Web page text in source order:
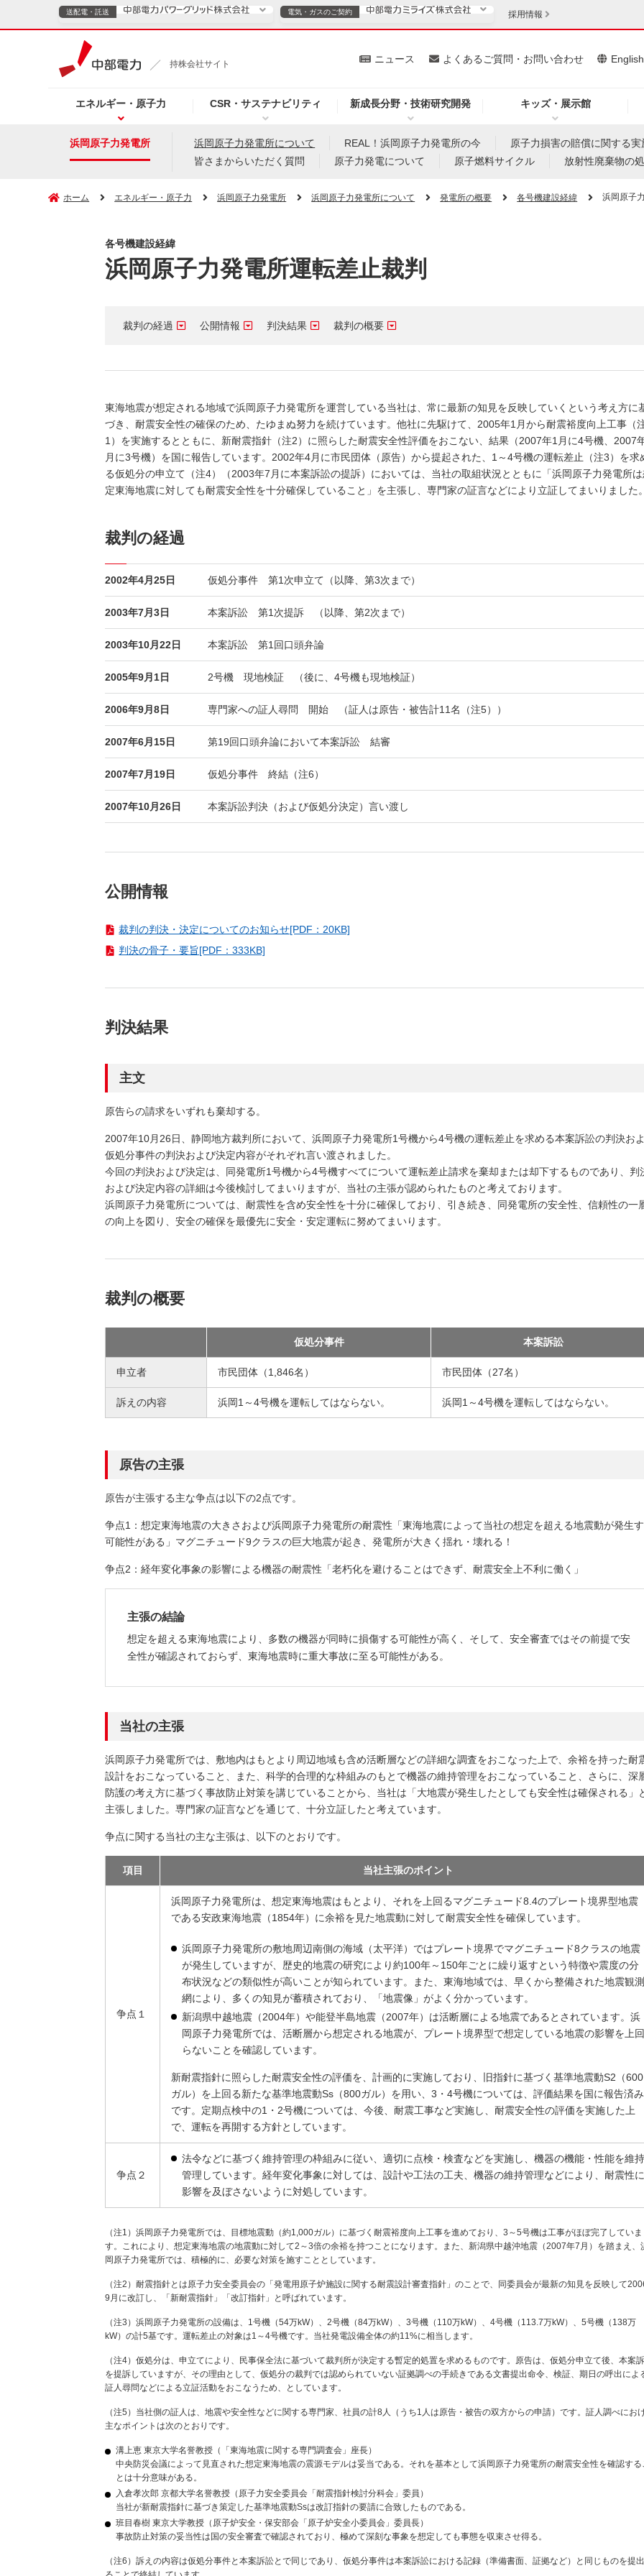
持株会社サイト
エネルギー・原子力 CSR・サステナビリティ 新成長分野・技術研究開発 キッズ・展示館
ニュース よくあるご質問・お問い合わせ English
送配電・託送
（新しいウィンドウを開きます）
よくあるご質問・お問い合わせ（新しいウィンドウを開きます）
電気・ガスのご契約
電気・ガスのご契約
プレスリリース（新しいウィンドウを開きます）
お知らせ （新しいウィンドウを開きます）
よくあるご質問・お問い合わせ （新しいウィンドウを開きます）
採用情報
浜岡原子力発電所 浜岡原子力発電所について REAL！浜岡原子力発電所の今
原子力損害の賠償に関する実
皆さまからいただく質問
原子力発電について 原子燃料サイクル 放射性廃棄物の
ホーム エネルギー・原子力 浜岡原子力発電所 浜岡原子力発電所について 発電所の概要 各号機建設経緯 浜岡原子
各号機建設経緯
浜岡原子力発電所運転差止裁判
裁判の経過 公開情報 判決結果 裁判の概要
東海地震が想定される地域で浜岡原子力発電所を運営している当社は、常に最新の知見を反映していくという考え方に
づき、耐震安全性の確保のため、たゆまぬ努力を続けています。他社に先駆けて、2005年1月から耐震裕度向上工事（
1）を実施するとともに、新耐震指針（注2）に照らした耐震安全性評価をおこない、結果（2007年1月に4号機、2007
月に3号機）を国に報告しています。2002年4月に市民団体（原告）から提起された、1～4号機の運転差止（注3）を求
る仮処分の申立て（注4）（2003年7月に本案訴訟の提訴）においては、当社の取組状況とともに「浜岡原子力発電所
定東海地震に対しても耐震安全性を十分確保していること」を主張し、専門家の証言などにより立証してまいりました
裁判の経過
2002年4月25日 仮処分事件 第1次申立て（以降、第3次まで）
2003年7月3日 本案訴訟 第1次提訴 （以降、第2次まで）
2003年10月22日 本案訴訟 第1回口頭弁論
2005年9月1日 2号機 現地検証 （後に、4号機も現地検証）
2006年9月8日 専門家への証人尋問 開始 （証人は原告・被告計11名（注5））
2007年6月15日 第19回口頭弁論において本案訴訟 結審
2007年7月19日 仮処分事件 終結（注6）
2007年10月26日 本案訴訟判決（および仮処分決定）言い渡し
公開情報
裁判の判決・決定についてのお知らせ[PDF：20KB]
判決の骨子・要旨[PDF：333KB]
判決結果
主文
原告らの請求をいずれも棄却する。
2007年10月26日、静岡地方裁判所において、浜岡原子力発電所1号機から4号機の運転差止を求める本案訴訟の判決お
仮処分事件の判決および決定内容がそれぞれ言い渡されました。
今回の判決および決定は、同発電所1号機から4号機すべてについて運転差止請求を棄却または却下するものであり、判
および決定内容の詳細は今後検討してまいりますが、当社の主張が認められたものと考えております。
浜岡原子力発電所については、耐震性を含め安全性を十分に確保しており、引き続き、同発電所の安全性、信頼性の一
の向上を図り、安全の確保を最優先に安全・安定運転に努めてまいります。
裁判の概要
仮処分事件 本案訴訟
申立者 市民団体（1,846名） 市民団体（27名）
訴えの内容 浜岡1～4号機を運転してはならない。 浜岡1～4号機を運転してはならない。
原告の主張
原告が主張する主な争点は以下の2点です。
争点1：想定東海地震の大きさおよび浜岡原子力発電所の耐震性「東海地震によって当社の想定を超える地震動が発生
可能性がある」マグニチュード9クラスの巨大地震が起き、発電所が大きく揺れ・壊れる！
争点2：経年変化事象の影響による機器の耐震性「老朽化を避けることはできず、耐震安全上不利に働く」
主張の結論
想定を超える東海地震により、多数の機器が同時に損傷する可能性が高く、そして、安全審査ではその前提で安
全性が確認されておらず、東海地震時に重大事故に至る可能性がある。
当社の主張
浜岡原子力発電所では、敷地内はもとより周辺地域も含め活断層などの詳細な調査をおこなった上で、余裕を持った耐
設計をおこなっていること、また、科学的合理的な枠組みのもとで機器の維持管理をおこなっていること、さらに、深
防護の考え方に基づく事故防止対策を講じていることから、当社は「大地震が発生したとしても安全性は確保される」
主張しました。専門家の証言などを通じて、十分立証したと考えています。
争点に関する当社の主な主張は、以下のとおりです。
項目 当社主張のポイント
争点１
浜岡原子力発電所は、想定東海地震はもとより、それを上回るマグニチュード8.4のプレート境界型地震
である安政東海地震（1854年）に余裕を見た地震動に対して耐震安全性を確保しています。
浜岡原子力発電所の敷地周辺南側の海域（太平洋）ではプレート境界でマグニチュード8クラスの地震
が発生していますが、歴史的地震の研究により約100年～150年ごとに繰り返すという特徴や震度の分
布状況などの類似性が高いことが知られています。また、東海地域では、早くから整備された地震観
網により、多くの知見が蓄積されており、「地震像」がよく分かっています。
新潟県中越地震（2004年）や能登半島地震（2007年）は活断層による地震であるとされています。浜
岡原子力発電所では、活断層から想定される地震が、プレート境界型で想定している地震の影響を上
らないことを確認しています。
新耐震指針に照らした耐震安全性の評価を、計画的に実施しており、旧指針に基づく基準地震動S2（600
ガル）を上回る新たな基準地震動Ss（800ガル）を用い、3・4号機については、評価結果を国に報告済み
です。定期点検中の1・2号機については、今後、耐震工事など実施し、耐震安全性の評価を実施した上
で、運転を再開する方針としています。
争点２
法令などに基づく維持管理の枠組みに従い、適切に点検・検査などを実施し、機器の機能・性能を維
管理しています。経年変化事象に対しては、設計や工法の工夫、機器の維持管理などにより、耐震性
影響を及ぼさないように対処しています。
（注1）浜岡原子力発電所では、目標地震動（約1,000ガル）に基づく耐震裕度向上工事を進めており、3～5号機は工事がほぼ完了していま
す。これにより、想定東海地震の地震動に対して2～3倍の余裕を持つことになります。また、新潟県中越沖地震（2007年7月）を踏まえ、
岡原子力発電所では、積極的に、必要な対策を施すこととしています。
（注2）耐震指針とは原子力安全委員会の「発電用原子炉施設に関する耐震設計審査指針」のことで、同委員会が最新の知見を反映して
9月に改訂し、「新耐震指針」「改訂指針」と呼ばれています。
（注3）浜岡原子力発電所の設備は、1号機（54万kW）、2号機（84万kW）、3号機（110万kW）、4号機（113.7万kW）、5号機（138万
kW）の計5基です。運転差止の対象は1～4号機です。当社発電設備全体の約11%に相当します。
（注4）仮処分は、申立てにより、民事保全法に基づいて裁判所が決定する暫定的処置を求めるものです。原告は、仮処分申立て後、本案
を提訴していますが、その理由として、仮処分の裁判では認められていない証拠調べの手続きである文書提出命令、検証、期日の呼出によ
証人尋問などによる立証活動をおこなうため、としています。
（注5）当社側の証人は、地震や安全性などに関する専門家、社員の計8人（うち1人は原告・被告の双方からの申請）です。証人調べにお
主なポイントは次のとおりです。
溝上恵 東京大学名誉教授（「東海地震に関する専門調査会」座長）
中央防災会議によって見直された想定東海地震の震源モデルは妥当である。それを基本として浜岡原子力発電所の耐震安全性を確認する
とは十分意味がある。
入倉孝次郎 京都大学名誉教授（原子力安全委員会「耐震指針検討分科会」委員）
当社が新耐震指針に基づき策定した基準地震動Ssは改訂指針の要請に合致したものである。
班目春樹 東京大学教授（原子炉安全・保安部会「原子炉安全小委員会」委員長）
事故防止対策の妥当性は国の安全審査で確認されており、極めて深刻な事象を想定しても事態を収束させ得る。
（注6）訴えの内容は仮処分事件と本案訴訟とで同じであり、仮処分事件は本案訴訟における記録（準備書面、証拠など）と同じものを提